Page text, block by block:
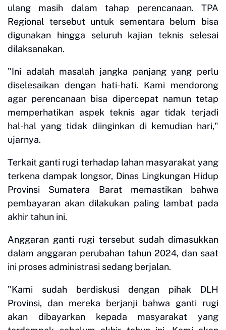
ulang masih dalam tahap perencanaan. TPA
Regional tersebut untuk sementara belum bisa
digunakan hingga seluruh kajian teknis selesai
dilaksanakan.
"Ini adalah masalah jangka panjang yang perlu
diselesaikan dengan hati-hati. Kami mendorong
agar perencanaan bisa dipercepat namun tetap
memperhatikan aspek teknis agar tidak terjadi
hal-hal yang tidak diinginkan di kemudian hari,"
ujarnya.
Terkait ganti rugi terhadap lahan masyarakat yang
terkena dampak longsor, Dinas Lingkungan Hidup
Provinsi Sumatera Barat memastikan bahwa
pembayaran akan dilakukan paling lambat pada
akhir tahun ini.
Anggaran ganti rugi tersebut sudah dimasukkan
dalam anggaran perubahan tahun 2024, dan saat
ini proses administrasi sedang berjalan.
"Kami sudah berdiskusi dengan pihak DLH
Provinsi, dan mereka berjanji bahwa ganti rugi
akan dibayarkan kepada masyarakat yang